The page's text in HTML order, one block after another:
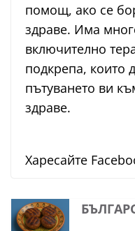
помощ, ако се
здраве. Има
включително
подкрепа, които
пътуването ви
здраве.
Харесайте